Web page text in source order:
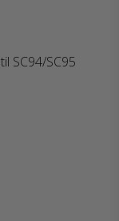
SC94/SC95